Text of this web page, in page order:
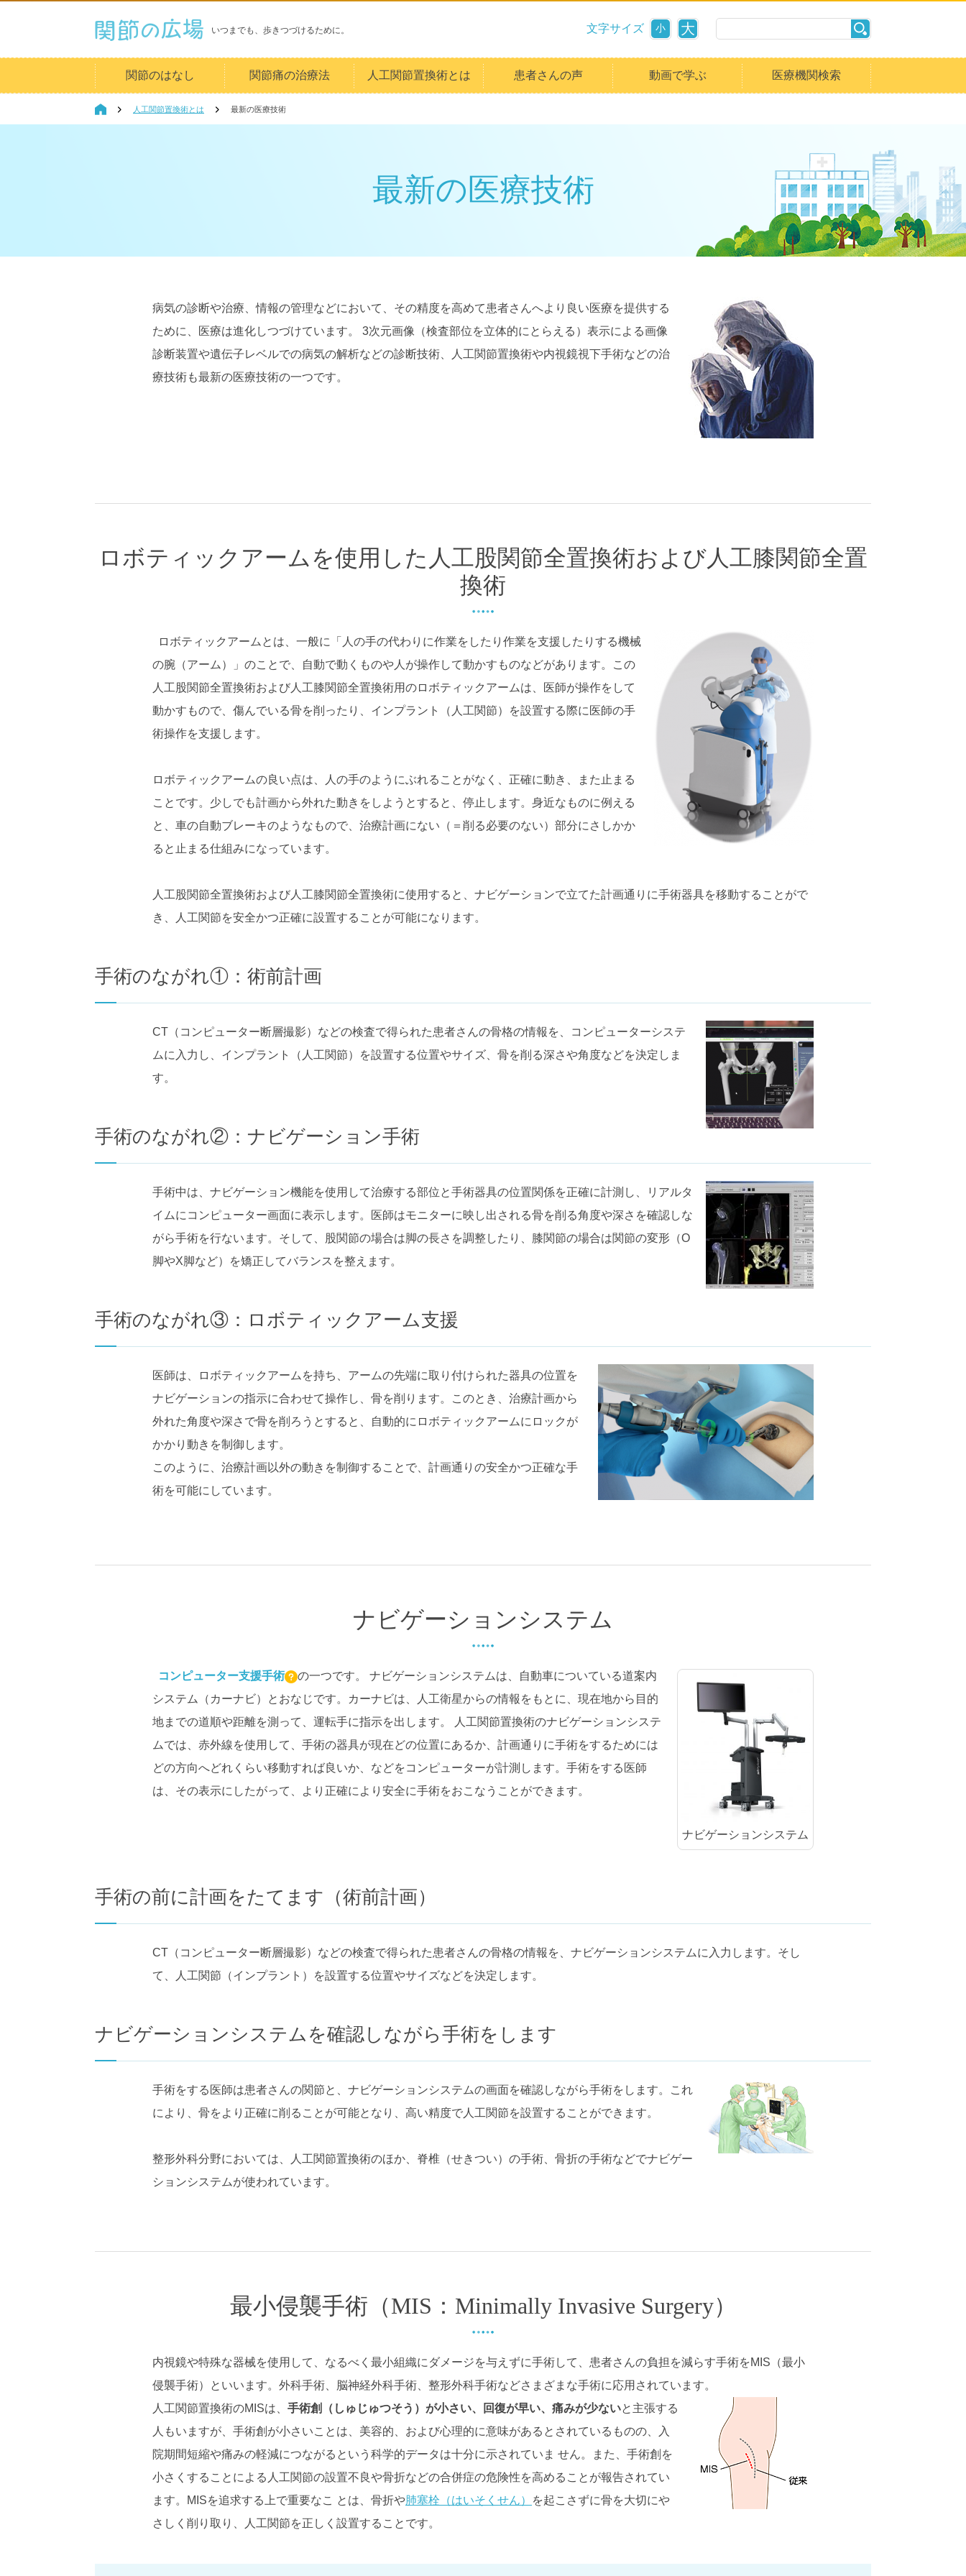
いつまでも、歩きつづけるために。 文字サイズ 小 大
関節のはなし 関節痛の治療法 人工関節置換術とは 患者さんの声 動画で学ぶ 医療機関検索
人工関節置換術とは 最新の医療技術
最新の医療技術
病気の診断や治療、情報の管理などにおいて、その精度を高めて患者さんへより良い医療を提供する
ために、医療は進化しつづけています。 3次元画像（検査部位を立体的にとらえる）表示による画像
診断装置や遺伝子レベルでの病気の解析などの診断技術、人工関節置換術や内視鏡視下手術などの治
療技術も最新の医療技術の一つです。
ロボティックアームを使用した人工股関節全置換術および人工膝関節全置
換術
ロボティックアームとは、一般に「人の手の代わりに作業をしたり作業を支援したりする機械
の腕（アーム）」のことで、自動で動くものや人が操作して動かすものなどがあります。この
人工股関節全置換術および人工膝関節全置換術用のロボティックアームは、医師が操作をして
動かすもので、傷んでいる骨を削ったり、インプラント（人工関節）を設置する際に医師の手
術操作を支援します。
ロボティックアームの良い点は、人の手のようにぶれることがなく、正確に動き、また止まる
ことです。少しでも計画から外れた動きをしようとすると、停止します。身近なものに例える
と、車の自動ブレーキのようなもので、治療計画にない（＝削る必要のない）部分にさしかか
ると止まる仕組みになっています。
人工股関節全置換術および人工膝関節全置換術に使用すると、ナビゲーションで立てた計画通りに手術器具を移動することがで
き、人工関節を安全かつ正確に設置することが可能になります。
手術のながれ①：術前計画
CT（コンピューター断層撮影）などの検査で得られた患者さんの骨格の情報を、コンピューターシステ
ムに入力し、インプラント（人工関節）を設置する位置やサイズ、骨を削る深さや角度などを決定しま
す。
手術のながれ②：ナビゲーション手術
手術中は、ナビゲーション機能を使用して治療する部位と手術器具の位置関係を正確に計測し、リアルタ
イムにコンピューター画面に表示します。医師はモニターに映し出される骨を削る角度や深さを確認しな
がら手術を行ないます。そして、股関節の場合は脚の長さを調整したり、膝関節の場合は関節の変形（O
脚やX脚など）を矯正してバランスを整えます。
手術のながれ③：ロボティックアーム支援
医師は、ロボティックアームを持ち、アームの先端に取り付けられた器具の位置を
ナビゲーションの指示に合わせて操作し、骨を削ります。このとき、治療計画から
外れた角度や深さで骨を削ろうとすると、自動的にロボティックアームにロックが
かかり動きを制御します。
このように、治療計画以外の動きを制御することで、計画通りの安全かつ正確な手
術を可能にしています。
ナビゲーションシステム
ナビゲーションシステム
コンピューター支援手術
の一つです。 ナビゲーションシステムは、自動車についている道案内
システム（カーナビ）とおなじです。カーナビは、人工衛星からの情報をもとに、現在地から目的
地までの道順や距離を測って、運転手に指示を出します。 人工関節置換術のナビゲーションシステ
ムでは、赤外線を使用して、手術の器具が現在どの位置にあるか、計画通りに手術をするためには
どの方向へどれくらい移動すれば良いか、などをコンピューターが計測します。手術をする医師
は、その表示にしたがって、より正確により安全に手術をおこなうことができます。
手術の前に計画をたてます（術前計画）
CT（コンピューター断層撮影）などの検査で得られた患者さんの骨格の情報を、ナビゲーションシステムに入力します。そし
て、人工関節（インプラント）を設置する位置やサイズなどを決定します。
ナビゲーションシステムを確認しながら手術をします
手術をする医師は患者さんの関節と、ナビゲーションシステムの画面を確認しながら手術をします。これ
により、骨をより正確に削ることが可能となり、高い精度で人工関節を設置することができます。
整形外科分野においては、人工関節置換術のほか、脊椎（せきつい）の手術、骨折の手術などでナビゲー
ションシステムが使われています。
最小侵襲手術（MIS：Minimally Invasive Surgery）
内視鏡や特殊な器械を使用して、なるべく最小組織にダメージを与えずに手術して、患者さんの負担を減らす手術をMIS（最小
侵襲手術）といいます。外科手術、脳神経外科手術、整形外科手術などさまざまな手術に応用されています。
人工関節置換術のMISは、 手術創（しゅじゅつそう）が小さい、回復が早い、痛みが少ないと主張する
人もいますが、手術創が小さいことは、美容的、および心理的に意味があるとされているものの、入
院期間短縮や痛みの軽減につながるという科学的データは十分に示されていま せん。また、手術創を
小さくすることによる人工関節の設置不良や骨折などの合併症の危険性を高めることが報告されてい
ます。MISを追求する上で重要なこ とは、骨折や肺塞栓（はいそくせん）
を起こさずに骨を大切にや
さしく削り取り、人工関節を正しく設置することです。